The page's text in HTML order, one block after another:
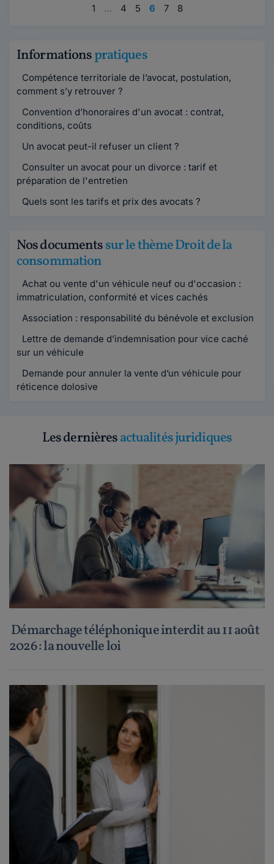
1 … 4 5 6 7 8
Informationspratiques
Compétence territoriale de l’avocat, postulation,
comment s’y retrouver ?
Convention d’honoraires d'un avocat : contrat,
conditions, coûts
Un avocat peut-il refuser un client ?
Consulter un avocat pour un divorce : tarif et
préparation de l'entretien
Quels sont les tarifs et prix des avocats ?
Nos documentssur le thème Droit de la
consommation
Achat ou vente d'un véhicule neuf ou d'occasion :
immatriculation, conformité et vices cachés
Association : responsabilité du bénévole et exclusion
Lettre de demande d’indemnisation pour vice caché
sur un véhicule
Demande pour annuler la vente d’un véhicule pour
réticence dolosive
Les dernièresactualités juridiques
Démarchage téléphonique interdit au 11 août
2026 : la nouvelle loi